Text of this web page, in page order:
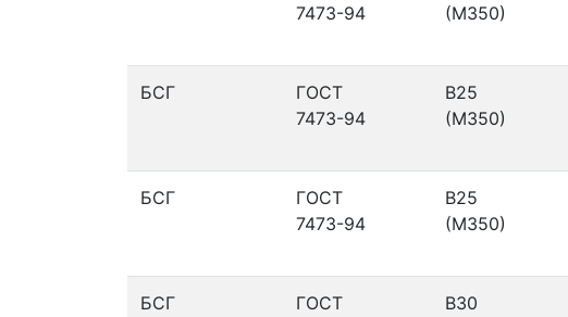
7473-94
(М350)
БСГ
ГОСТ
7473-94
В25
(М350)
БСГ
ГОСТ
7473-94
В25
(М350)
БСГ
ГОСТ
В30